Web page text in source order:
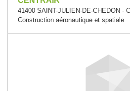
41400 SAINT-JULIEN-DE-CHEDON -
Construction aéronautique et spatiale